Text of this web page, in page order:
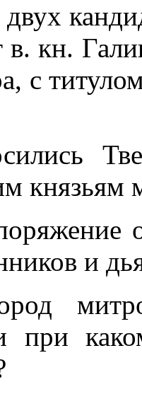
в. кн.
с
князьям
и
при